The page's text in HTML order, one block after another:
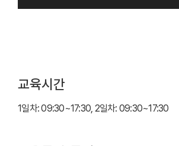
교육시간
1일차: 09:30~17:30, 2일차: 09:30~17:30